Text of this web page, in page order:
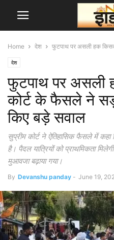
Home देश फुटपाथ पर असली हक
देश
फुटपाथ पर असली
कोर्ट के फैसले ने
किए बड़े सवाल
सुप्रीम कोर्ट ने ऐतिहासिक फैसले में
है। पैदल यात्रियों को प्राथमिकता
मुआवजा बढ़ाया गया।
By Devanshu panday - June 19,